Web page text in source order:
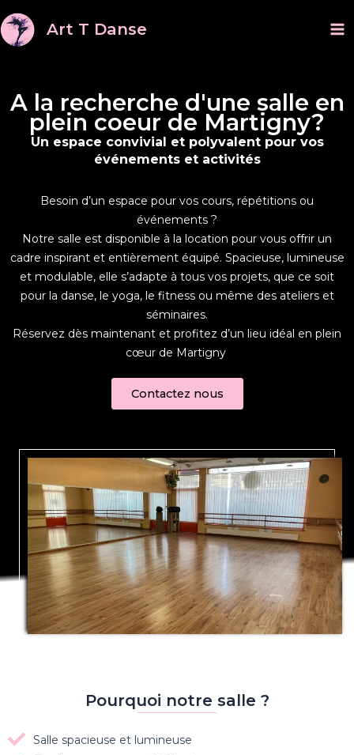
au
contenu
Art T Danse
A la recherche d'une salle en
plein coeur de Martigny?
Un espace convivial et polyvalent pour vos
événements et activités
Besoin d’un espace pour vos cours, répétitions ou
événements ?
Notre salle est disponible à la location pour vous offrir un
cadre inspirant et entièrement équipé. Spacieuse, lumineuse
et modulable, elle s’adapte à tous vos projets, que ce soit
pour la danse, le yoga, le fitness ou même des ateliers et
séminaires.
Réservez dès maintenant et profitez d’un lieu idéal en plein
cœur de Martigny
Contactez nous
Pourquoi notre salle ?
Salle spacieuse et lumineuse